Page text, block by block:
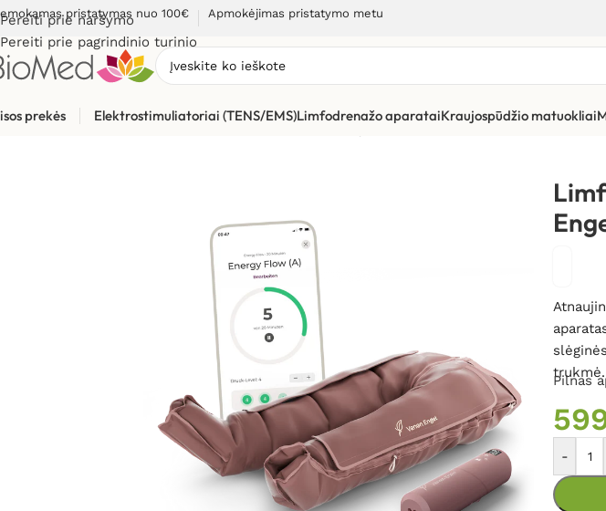
Pereiti prie naršymo
Pereiti prie pagrindinio turinio
pristatymas nuo 100€ Apmokėjimas pristatymo metu
prekės Elektrostimuliatoriai (TENS/EMS)Limfodrenažo aparataiKraujospūdžio matuokliai
Masažuokliai
trukmė.
Pilnas
-